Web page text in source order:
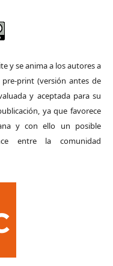
y se anima a los autores a
print (versión antes de
y aceptada para su
ya que favorece
y con ello un posible
entre la comunidad